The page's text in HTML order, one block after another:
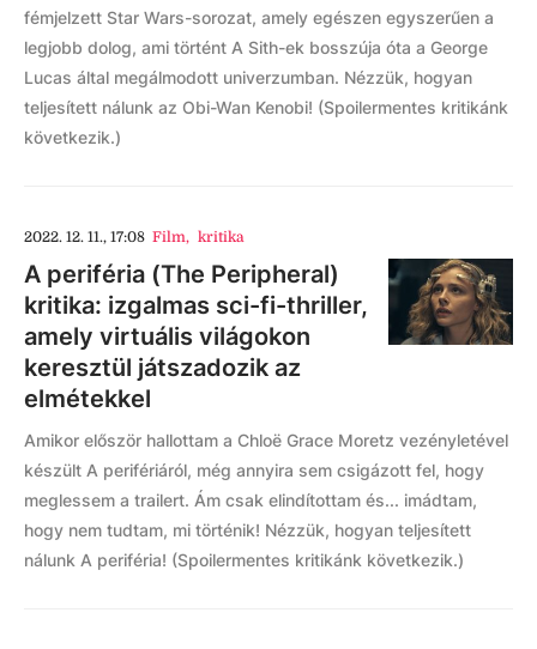
fémjelzett Star Wars-sorozat, amely egészen egyszerűen a
legjobb dolog, ami történt A Sith-ek bosszúja óta a George
Lucas által megálmodott univerzumban. Nézzük, hogyan
teljesített nálunk az Obi-Wan Kenobi! (Spoilermentes kritikánk
következik.)
2022. 12. 11., 17:08 Film, kritika
A periféria (The Peripheral)
kritika: izgalmas sci-fi-thriller,
amely virtuális világokon
keresztül játszadozik az
elmétekkel
Amikor először hallottam a Chloë Grace Moretz vezényletével
készült A perifériáról, még annyira sem csigázott fel, hogy
meglessem a trailert. Ám csak elindítottam és... imádtam,
hogy nem tudtam, mi történik! Nézzük, hogyan teljesített
nálunk A periféria! (Spoilermentes kritikánk következik.)